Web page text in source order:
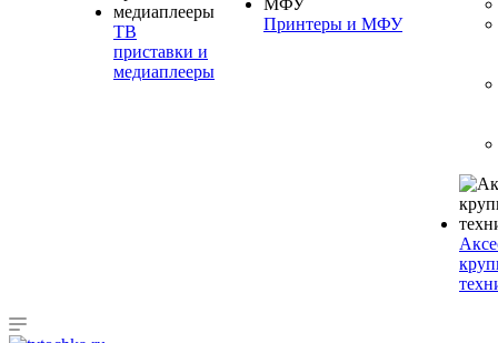
ТВ
приставки и
медиаплееры
Принтеры и МФУ